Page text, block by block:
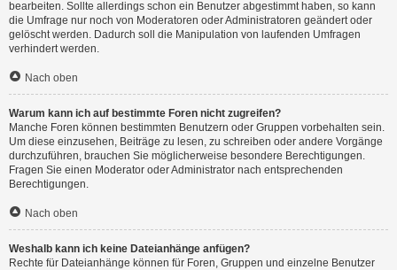
bearbeiten. Sollte allerdings schon ein Benutzer abgestimmt haben, so kann
die Umfrage nur noch von Moderatoren oder Administratoren geändert oder
gelöscht werden. Dadurch soll die Manipulation von laufenden Umfragen
verhindert werden.
Nach oben
Warum kann ich auf bestimmte Foren nicht zugreifen?
Manche Foren können bestimmten Benutzern oder Gruppen vorbehalten sein.
Um diese einzusehen, Beiträge zu lesen, zu schreiben oder andere Vorgänge
durchzuführen, brauchen Sie möglicherweise besondere Berechtigungen.
Fragen Sie einen Moderator oder Administrator nach entsprechenden
Berechtigungen.
Nach oben
Weshalb kann ich keine Dateianhänge anfügen?
Rechte für Dateianhänge können für Foren, Gruppen und einzelne Benutzer